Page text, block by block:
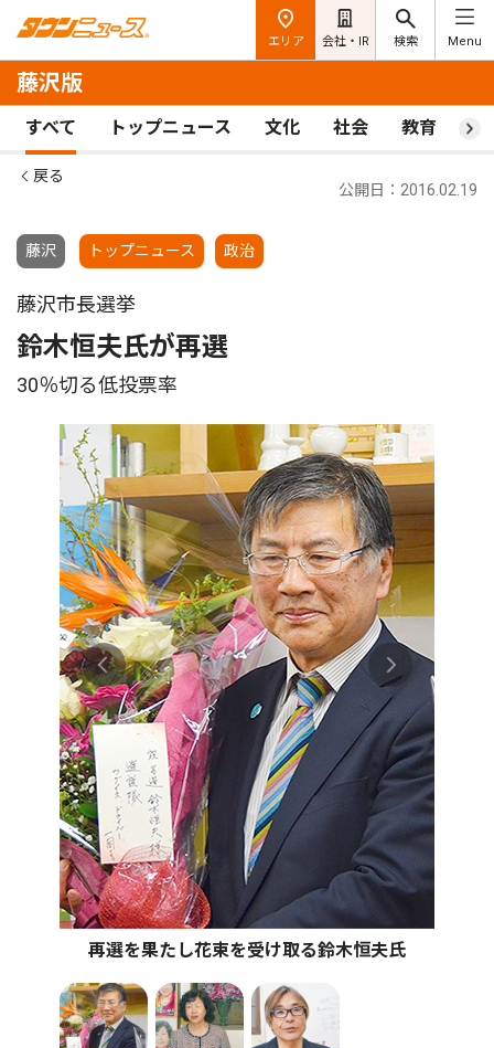
エリア 会社・IR 検索 Menu
藤沢版
すべて トップニュース 文化 社会 教育 ス
戻る
藤沢 トップニュース 政治
公開日：2016.02.19
藤沢市長選挙
鈴木恒夫氏が再選
30％切る低投票率
再選を果たし花束を受け取る鈴木恒夫氏